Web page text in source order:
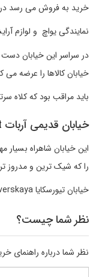
خرید به فروش می رسد
نمایندگی یواچ و لوازم
در سراسر این خیابان دست
خیابان کالاها را عرضه می
باید مراقب بود که کلاه
خیابان قدیمی آربات Arbat
این خیابان شاهراه
را که شیک ترین و مدروز
خیابان تیورسکایا Tverskayaرا عرضه می کنند را شامل می شود.
نظر شما چیست؟
نظر شما درباره